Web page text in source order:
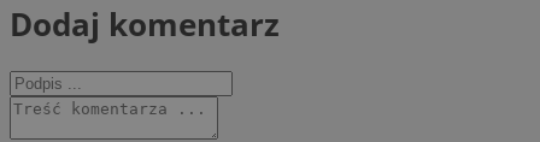
Dodaj komentarz